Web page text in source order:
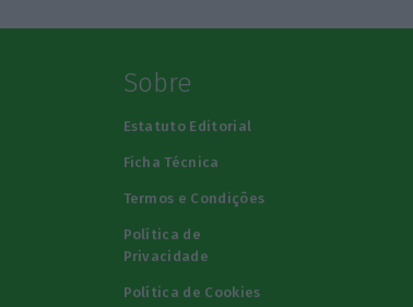
Sobre
Estatuto Editorial
Ficha Técnica
Termos e Condições
Política de
Privacidade
Política de Cookies